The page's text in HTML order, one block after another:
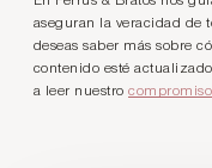
aseguran la veracidad de
deseas saber más sobre
contenido esté
a leer nuestro